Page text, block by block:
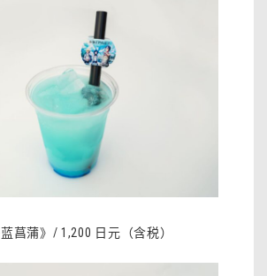
菖蒲》/ 1,200 日元（含税）